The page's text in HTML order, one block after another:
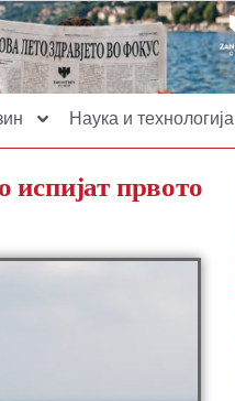
Наука и технологија
испијат првото